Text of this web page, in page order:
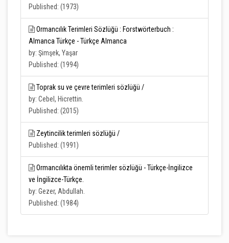
Published: (1973)
Ormancılık Terimleri Sözlüğü : Forstwörterbuch :
Almanca Türkçe - Türkçe Almanca
by: Şimşek, Yaşar
Published: (1994)
Toprak su ve çevre terimleri sözlüğü /
by: Cebel, Hicrettin.
Published: (2015)
Zeytincilik terimleri sözlüğü /
Published: (1991)
Ormancılıkta önemli terimler sözlüğü - Türkçe-İngilizce
ve İngilizce-Türkçe.
by: Gezer, Abdullah.
Published: (1984)